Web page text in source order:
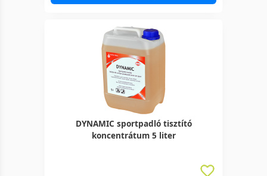
DYNAMIC sportpadló tisztító
koncentrátum 5 liter